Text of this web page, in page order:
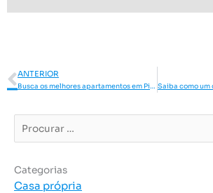
Anterior
ANTERIOR
Busca os melhores apartamentos em Piracicaba? Vem conhecer o Città di Lucca!
…
Categorias
Casa própria